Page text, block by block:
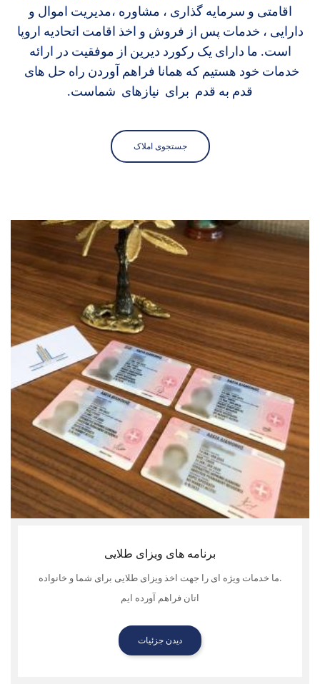
اقامتی و سرمایه گذاری ، مشاوره ،مدیریت اموال و
دارایی ، خدمات پس از فروش و اخذ اقامت اتحادیه اروپا
است. ما دارای یک رکورد دیرین از موفقیت در ارائه
خدمات خود هستیم که همانا فراهم آوردن راه حل های
قدم به قدم برای نیازهای شماست.
جستجوی املاک
برنامه های ویزای طلایی
.ما خدمات ویژه ای را جهت اخذ ویزای طلایی برای شما و خانواده
اتان فراهم آورده ایم
دیدن جزئیات